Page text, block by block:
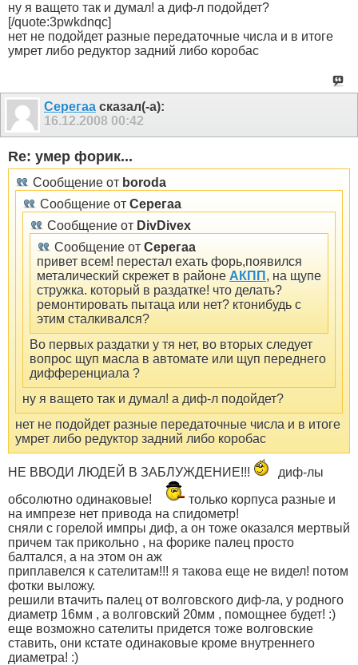
ну я ващето так и думал! а диф-л подойдет?
[/quote:3pwkdnqc]
нет не подойдет разные передаточные числа и в итоге
умрет либо редуктор задний либо коробас
Серегаа сказал(-а):
16.12.2008 00:42
Re: умер форик...
Сообщение от boroda
Сообщение от Серегаа
Сообщение от DivDivex
Сообщение от Серегаа
привет всем! перестал ехать форь,появился
металический скрежет в районе АКПП , на щупе
стружка. который в раздатке! что делать?
ремонтировать пытаца или нет? ктонибудь с
этим сталкивался?
Во первых раздатки у тя нет, во вторых следует
вопрос щуп масла в автомате или щуп переднего
дифференциала ?
ну я ващето так и думал! а диф-л подойдет?
нет не подойдет разные передаточные числа и в итоге
умрет либо редуктор задний либо коробас
НЕ ВВОДИ ЛЮДЕЙ В ЗАБЛУЖДЕНИЕ!!!
диф-лы
обсолютно одинаковые!
только корпуса разные и
на импрезе нет привода на спидометр!
сняли с горелой импры диф, а он тоже оказался мертвый
причем так прикольно , на форике палец просто
балтался, а на этом он аж
приплавелся к сателитам!!! я такова еще не видел! потом
фотки выложу.
решили втачить палец от волговского диф-ла, у родного
диаметр 16мм , а волговский 20мм , помощнее будет! :)
еще возможно сателиты придется тоже волговские
ставить, они кстате одинаковые кроме внутреннего
диаметра! :)